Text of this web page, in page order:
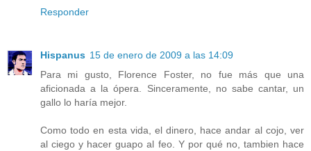
Responder
Hispanus 15 de enero de 2009 a las 14:09
Para mi gusto, Florence Foster, no fue más que una
aficionada a la ópera. Sinceramente, no sabe cantar, un
gallo lo haría mejor.
Como todo en esta vida, el dinero, hace andar al cojo, ver
al ciego y hacer guapo al feo. Y por qué no, tambien hace